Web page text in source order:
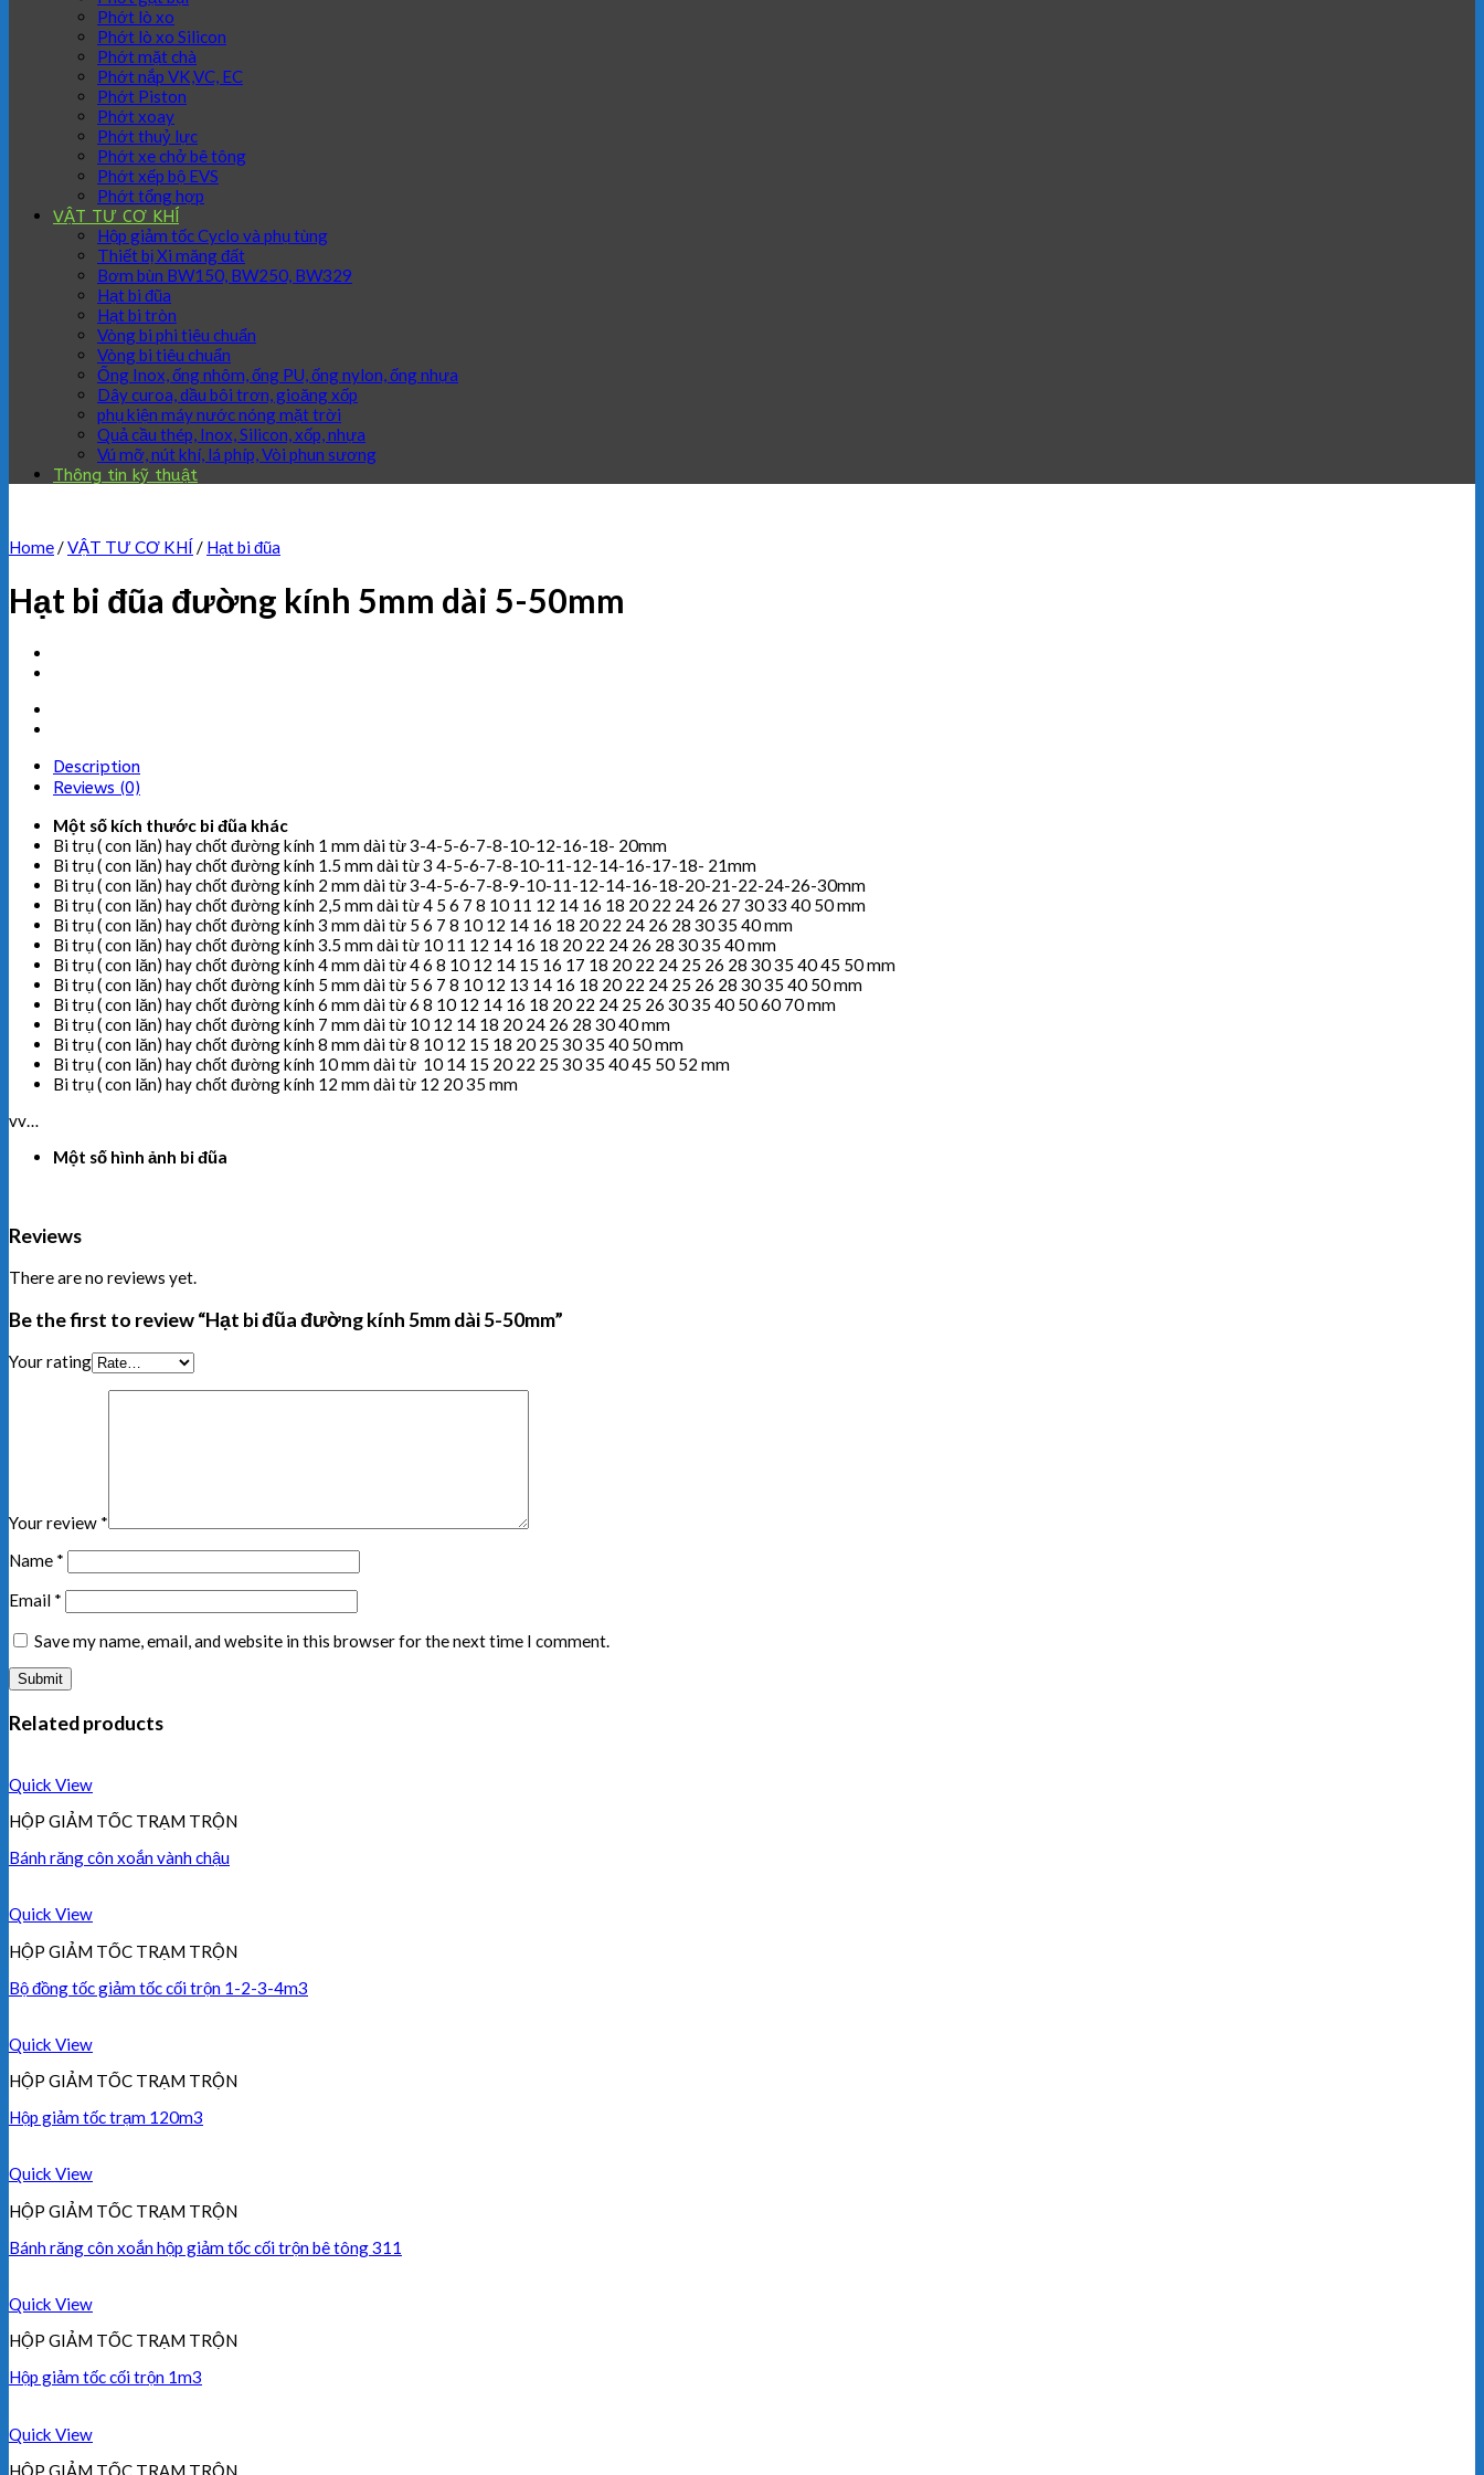
Phớt lò xo
Phớt lò xo Silicon
Phớt mặt chà
Phớt nắp VK,VC, EC
Phớt Piston
Phớt xoay
Phớt thuỷ lực
Phớt xe chở bê tông
Phớt xếp bộ EVS
Phớt tổng hợp
VẬT TƯ CƠ KHÍ
Hộp giảm tốc Cyclo và phụ tùng
Thiết bị Xi măng đất
Bơm bùn BW150, BW250, BW329
Hạt bi đũa
Hạt bi tròn
Vòng bi phi tiêu chuẩn
Vòng bi tiêu chuẩn
Ống Inox, ống nhôm, ống PU, ống nylon, ống nhựa
Dây curoa, dầu bôi trơn, gioăng xốp
phụ kiện máy nước nóng mặt trời
Quả cầu thép, Inox, Silicon, xốp, nhựa
Vú mỡ, nút khí, lá phíp, Vòi phun sương
Thông tin kỹ thuật
Home/VẬT TƯ CƠ KHÍ / Hạt bi đũa
Hạt bi đũa đường kính 5mm dài 5-50mm
Description
Reviews (0)
Một số kích thước bi đũa khác
Bi trụ ( con lăn) hay chốt đường kính 1 mm dài từ 3-4-5-6-7-8-10-12-16-18- 20mm
Bi trụ ( con lăn) hay chốt đường kính 1.5 mm dài từ 3 4-5-6-7-8-10-11-12-14-16-17-18- 21mm
Bi trụ ( con lăn) hay chốt đường kính 2 mm dài từ 3-4-5-6-7-8-9-10-11-12-14-16-18-20-21-22-24-26-30mm
Bi trụ ( con lăn) hay chốt đường kính 2,5 mm dài từ 4 5 6 7 8 10 11 12 14 16 18 20 22 24 26 27 30 33 40 50 mm
Bi trụ ( con lăn) hay chốt đường kính 3 mm dài từ 5 6 7 8 10 12 14 16 18 20 22 24 26 28 30 35 40 mm
Bi trụ ( con lăn) hay chốt đường kính 3.5 mm dài từ 10 11 12 14 16 18 20 22 24 26 28 30 35 40 mm
Bi trụ ( con lăn) hay chốt đường kính 4 mm dài từ 4 6 8 10 12 14 15 16 17 18 20 22 24 25 26 28 30 35 40 45 50 mm
Bi trụ ( con lăn) hay chốt đường kính 5 mm dài từ 5 6 7 8 10 12 13 14 16 18 20 22 24 25 26 28 30 35 40 50 mm
Bi trụ ( con lăn) hay chốt đường kính 6 mm dài từ 6 8 10 12 14 16 18 20 22 24 25 26 30 35 40 50 60 70 mm
Bi trụ ( con lăn) hay chốt đường kính 7 mm dài từ 10 12 14 18 20 24 26 28 30 40 mm
Bi trụ ( con lăn) hay chốt đường kính 8 mm dài từ 8 10 12 15 18 20 25 30 35 40 50 mm
Bi trụ ( con lăn) hay chốt đường kính 10 mm dài từ 10 14 15 20 22 25 30 35 40 45 50 52 mm
Bi trụ ( con lăn) hay chốt đường kính 12 mm dài từ 12 20 35 mm
vv…
Một số hình ảnh bi đũa
Reviews
There are no reviews yet.
Be the first to review “Hạt bi đũa đường kính 5mm dài 5-50mm”
Your rating
Your review *
Name *
Email *
Save my name, email, and website in this browser for the next time I comment.
Related products
Quick View
HỘP GIẢM TỐC TRẠM TRỘN
Bánh răng côn xoắn vành chậu
Quick View
HỘP GIẢM TỐC TRẠM TRỘN
Bộ đồng tốc giảm tốc cối trộn 1-2-3-4m3
Quick View
HỘP GIẢM TỐC TRẠM TRỘN
Hộp giảm tốc trạm 120m3
Quick View
HỘP GIẢM TỐC TRẠM TRỘN
Bánh răng côn xoắn hộp giảm tốc cối trộn bê tông 311
Quick View
HỘP GIẢM TỐC TRẠM TRỘN
Hộp giảm tốc cối trộn 1m3
Quick View
HỘP GIẢM TỐC TRẠM TRỘN